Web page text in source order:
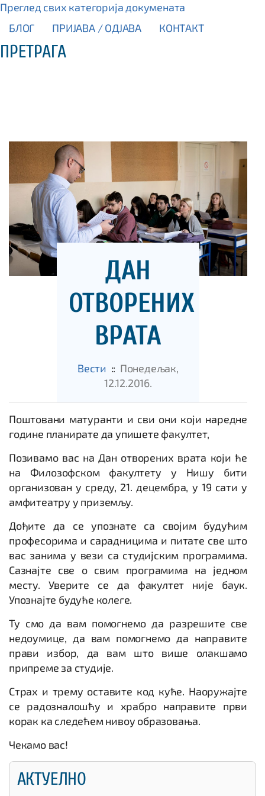
Преглед свих категорија докумената
БЛОГ ПРИЈАВА / OДЈАВА КОНТАКТ
ПРЕТРАГА
ДАН
ОТВОРЕНИХ
ВРАТА
Вести :: Понедељак,
12.12.2016.
Поштовани матуранти и сви они који наредне
године планирате да упишете факултет,
Позивамо вас на Дан отворених врата који ће
на Филозофском факултету у Нишу бити
организован у среду, 21. децембра, у 19 сати у
амфитеатру у приземљу.
Дођите да се упознате са својим будућим
професорима и сарадницима и питате све што
вас занима у вези са студијским програмима.
Сазнајте све о свим програмима на једном
месту. Уверите се да факултет није баук.
Упознајте будуће колеге.
Ту смо да вам помогнемо да разрешите све
недоумице, да вам помогнемо да направите
прави избор, да вам што више олакшамо
припреме за студије.
Страх и трему оставите код куће. Наоружајте
се радозналошћу и храбро направите први
корак ка следећем нивоу образовања.
Чекамо вас!
АКТУЕЛНО